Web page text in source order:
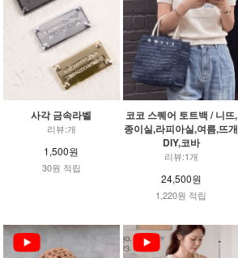
사각 금속라벨
리뷰:개
1,500원
30원 적립
코코 스퀘어 토트백 / 니뜨,
종이실,라피아실,여름,뜨개
DIY,코바
리뷰:1개
24,500원
1,220원 적립